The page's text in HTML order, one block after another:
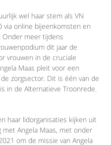
wel haar stem als VN
via online bijeenkomsten en
Onder meer tijdens
dit jaar de
vrouwen in de cruciale
Maas pleit voor een
zorgsector. Dit is één van de
in de Alternatieve Troonrede.
haar lidorganisaties kijken uit
Angela Maas, met onder
om de missie van Angela